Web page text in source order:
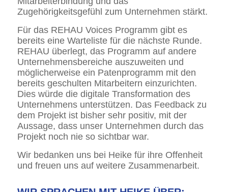
Zugehörigkeitsgefühl zum Unternehmen stärkt.
Für das REHAU Voices Programm gibt es
bereits eine Warteliste für die nächste Runde.
REHAU überlegt, das Programm auf andere
Unternehmensbereiche auszuweiten und
möglicherweise ein Patenprogramm mit den
bereits geschulten Mitarbeitern einzurichten.
Dies würde die digitale Transformation des
Unternehmens unterstützen. Das Feedback zu
dem Projekt ist bisher sehr positiv, mit der
Aussage, dass unser Unternehmen durch das
Projekt noch nie so sichtbar war.
Wir bedanken uns bei Heike für ihre Offenheit
und freuen uns auf weitere Zusammenarbeit.